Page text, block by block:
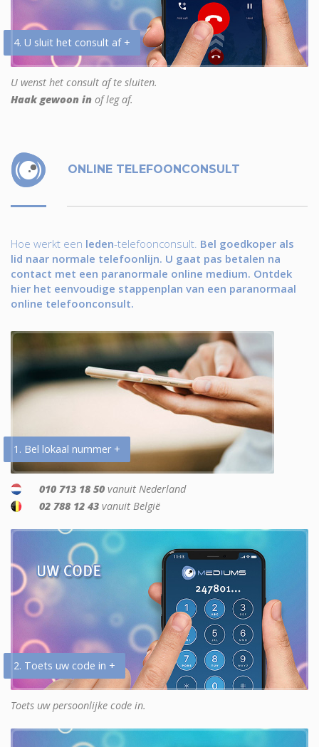
4. U sluit het consult af +
U wenst het consult af te sluiten.
Haak gewoon in of leg af.
ONLINE TELEFOONCONSULT
Hoe werkt een leden-telefoonconsult. Bel goedkoper als
lid naar normale telefoonlijn. U gaat pas betalen na
contact met een paranormale online medium. Ontdek
hier het eenvoudige stappenplan van een paranormaal
online telefoonconsult.
1. Bel lokaal nummer +
010 713 18 50 vanuit Nederland
02 788 12 43 vanuit België
2. Toets uw code in +
Toets uw persoonlijke code in.